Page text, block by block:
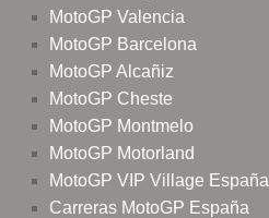
MotoGP Valencia
MotoGP Barcelona
MotoGP Alcañiz
MotoGP Cheste
MotoGP Montmelo
MotoGP Motorland
MotoGP VIP Village España
Carreras MotoGP España